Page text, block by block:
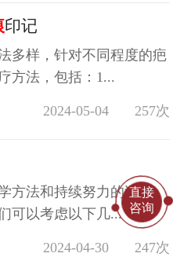
印记
多样，针对不同程度的疤
方法，包括：1...
2024-05-04 257次
方法和持续努力的过程。
可以考虑以下几...
2024-04-30 247次
直接
咨询